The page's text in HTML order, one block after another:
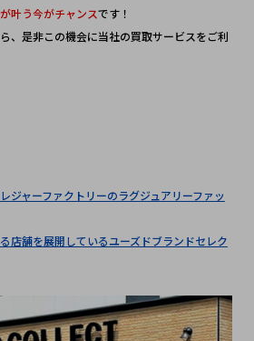
叶う今がチャンスです！
、是非この機会に当社の買取サービスをご利
ジャーファクトリーのラグジュアリーファッ
店舗を展開しているユーズドブランドセレク